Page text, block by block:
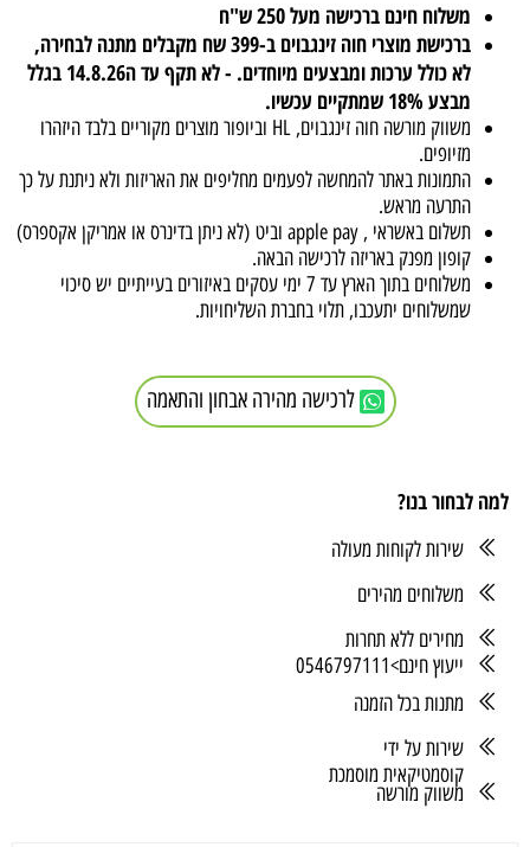
משלוח חינם ברכישה מעל 250 ש"ח
ברכישת מוצרי חוה זינגבוים ב-399 שח מקבלים מתנה לבחירה,
לא כולל ערכות ומבצעים מיוחדים. - לא תקף עד ה14.8.26 בגלל
מבצע 18% שמתקיים עכשיו.
משווק מורשה חוה זינגבוים, HL וביופור מוצרים מקוריים בלבד היזהרו
מזיופים.
התמונות באתר להמחשה לפעמים מחליפים את האריזות ולא ניתנת על כך
התרעה מראש.
תשלום באשראי , apple pay וביט (לא ניתן בדינרס או אמריקן אקספרס)
קופון מפנק באריזה לרכישה הבאה.
משלוחים בתוך הארץ עד 7 ימי עסקים באיזורים בעייתיים יש סיכוי
שמשלוחים יתעכבו, תלוי בחברת השליחויות.
לרכישה מהירה אבחון והתאמה
למה לבחור בנו?
שירות לקוחות מעולה
משלוחים מהירים
מחירים ללא תחרות
ייעוץ חינם>0546797111
מתנות בכל הזמנה
שירות על ידי
קוסמטיקאית מוסמכת
משווק מורשה